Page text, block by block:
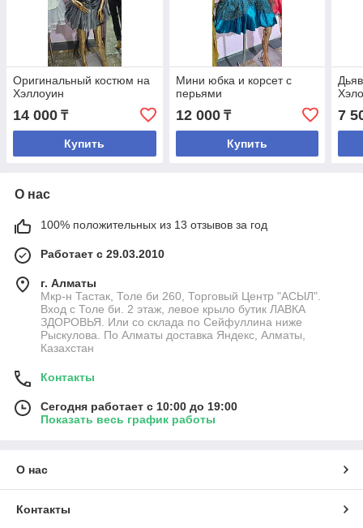
Оригинальный костюм на
Хэллоуин
14 000 ₸
Купить
Мини юбка и корсет с
перьями
12 000₸
Купить
7
О нас
100% положительных из 13 отзывов за год
Работает с 29.03.2010
г. Алматы
Мкр-н Тастак, Толе би 260, Торговый Центр "АСЫЛ".
Вход с Толе би. 2 этаж, левое крыло бутик ЛАВКА
ЗДОРОВЬЯ. Или со склада по Сейфуллина ниже
Рыскулова. По Алматы доставка Яндекс, Алматы,
Казахстан
Контакты
Сегодня работает с 10:00 до 19:00
Показать весь график работы
О нас
Контакты